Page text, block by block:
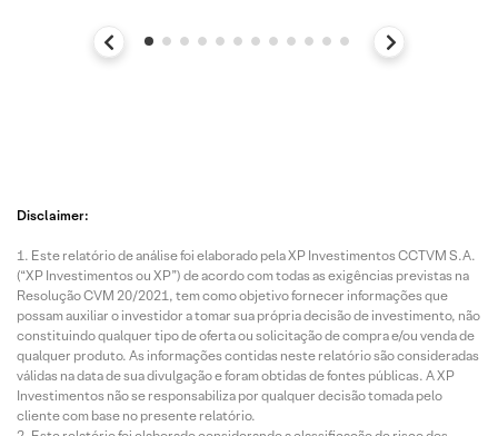
Disclaimer:
Este relatório de análise foi elaborado pela XP Investimentos CCTVM S.A.
(“XP Investimentos ou XP”) de acordo com todas as exigências previstas na
Resolução CVM 20/2021, tem como objetivo fornecer informações que
possam auxiliar o investidor a tomar sua própria decisão de investimento, não
constituindo qualquer tipo de oferta ou solicitação de compra e/ou venda de
qualquer produto. As informações contidas neste relatório são consideradas
válidas na data de sua divulgação e foram obtidas de fontes públicas. A XP
Investimentos não se responsabiliza por qualquer decisão tomada pelo
cliente com base no presente relatório.